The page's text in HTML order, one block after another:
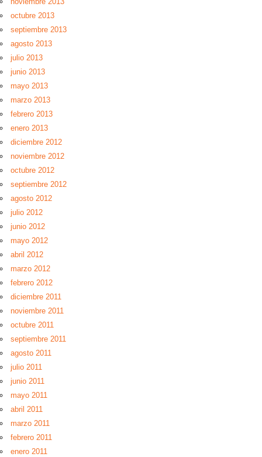
octubre 2013
septiembre 2013
agosto 2013
julio 2013
junio 2013
mayo 2013
marzo 2013
febrero 2013
enero 2013
diciembre 2012
noviembre 2012
octubre 2012
septiembre 2012
agosto 2012
julio 2012
junio 2012
mayo 2012
abril 2012
marzo 2012
febrero 2012
diciembre 2011
noviembre 2011
octubre 2011
septiembre 2011
agosto 2011
julio 2011
junio 2011
mayo 2011
abril 2011
marzo 2011
febrero 2011
enero 2011